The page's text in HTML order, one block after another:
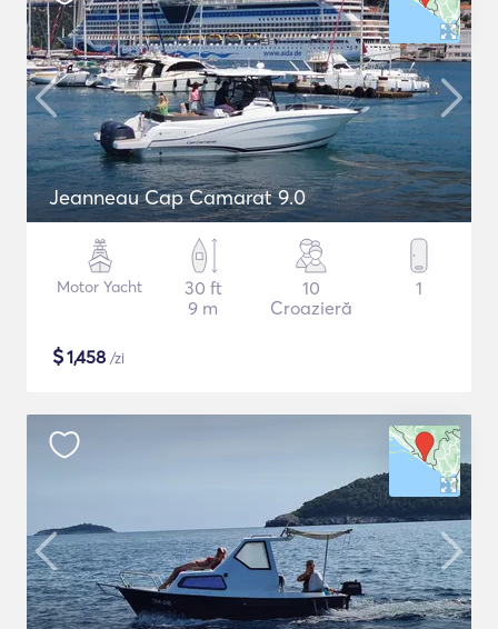
Jeanneau Cap Camarat 9.0
Motor Yacht
30 ft
9 m
10
Croazieră
1
$1,458 /zi